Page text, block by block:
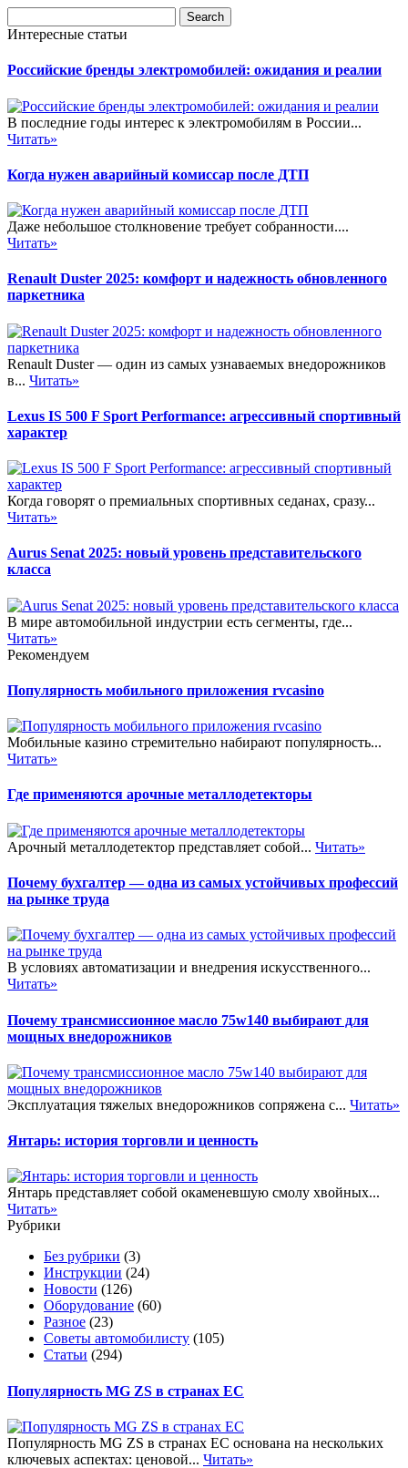
Интересные статьи
Российские бренды электромобилей: ожидания и реалии
В последние годы интерес к электромобилям в России...
Читать»
Когда нужен аварийный комиссар после ДТП
Даже небольшое столкновение требует собранности....
Читать»
Renault Duster 2025: комфорт и надежность обновленного
паркетника
Renault Duster — один из самых узнаваемых внедорожников
в... Читать»
Lexus IS 500 F Sport Performance: агрессивный спортивный
характер
Когда говорят о премиальных спортивных седанах, сразу...
Читать»
Aurus Senat 2025: новый уровень представительского
класса
В мире автомобильной индустрии есть сегменты, где...
Читать»
Рекомендуем
Популярность мобильного приложения rvcasino
Мобильные казино стремительно набирают популярность...
Читать»
Где применяются арочные металлодетекторы
Арочный металлодетектор представляет собой... Читать»
Почему бухгалтер — одна из самых устойчивых профессий
на рынке труда
В условиях автоматизации и внедрения искусственного...
Читать»
Почему трансмиссионное масло 75w140 выбирают для
мощных внедорожников
Эксплуатация тяжелых внедорожников сопряжена с... Читать»
Янтарь: история торговли и ценность
Янтарь представляет собой окаменевшую смолу хвойных...
Читать»
Рубрики
Без рубрики (3)
Инструкции (24)
Новости (126)
Оборудование (60)
Разное (23)
Советы автомобилисту (105)
Статьи (294)
Популярность MG ZS в странах ЕС
Популярность MG ZS в странах ЕС основана на нескольких
ключевых аспектах: ценовой... Читать»